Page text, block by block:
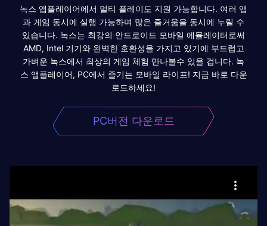
녹스 앱플레이어에서 멀티 플레이도 지원 가능합니다. 여러 앱
과 게임 동시에 실행 가능하며 많은 즐거움을 동시에 누릴 수
있습니다. 녹스는 최강의 안드로이드 모바일 에뮬레이터로써
AMD, Intel 기기와 완벽한 호환성을 가지고 있기에 부드럽고
가벼운 녹스에서 최상의 게임 체험 만나볼수 있을 겁니다. 녹
스 앱플레이어, PC에서 즐기는 모바일 라이프! 지금 바로 다운
로드하세요!
PC버전 다운로드